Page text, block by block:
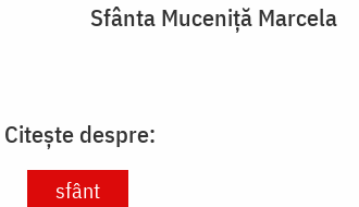
Sfânta Muceniță Marcela
Citește despre:
sfânt